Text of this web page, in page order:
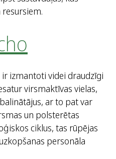
ir izmantoti videi draudzīgi
virsmaktīvas vielas,
ar to pat var
un polsterētas
ciklus, tas rūpējas
personāla